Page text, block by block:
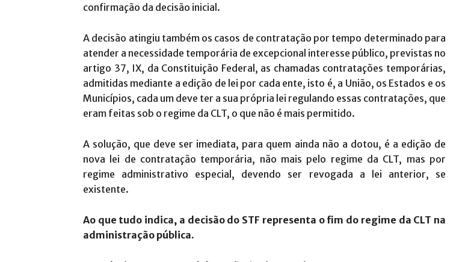
confirmação da decisão inicial.
A decisão atingiu também os casos de contratação por tempo determinado para
atender a necessidade temporária de excepcional interesse público, previstas no
artigo 37, IX, da Constituição Federal, as chamadas contratações temporárias,
admitidas mediante a edição de lei por cada ente, isto é, a União, os Estados e os
Municípios, cada um deve ter a sua própria lei regulando essas contratações, que
eram feitas sob o regime da CLT, o que não é mais permitido.
A solução, que deve ser imediata, para quem ainda não a dotou, é a edição de
nova lei de contratação temporária, não mais pelo regime da CLT, mas por
regime administrativo especial, devendo ser revogada a lei anterior, se
existente.
Ao que tudo indica, a decisão do STF representa o fim do regime da CLT na
administração pública.